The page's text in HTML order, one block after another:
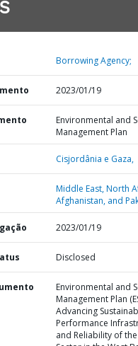
Borrowing Agency;
2023/01/19
Environmental and
Management Plan
Cisjordânia e Gaza,
Middle East, North
Afghanistan, and
2023/01/19
Disclosed
Environmental and
Management Plan
Advancing
Performance
and Reliability of